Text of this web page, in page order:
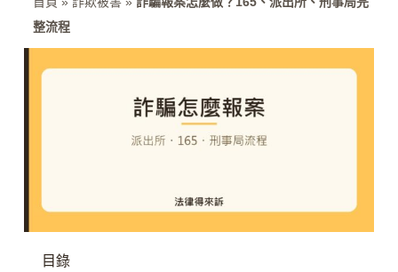
整流程
目錄